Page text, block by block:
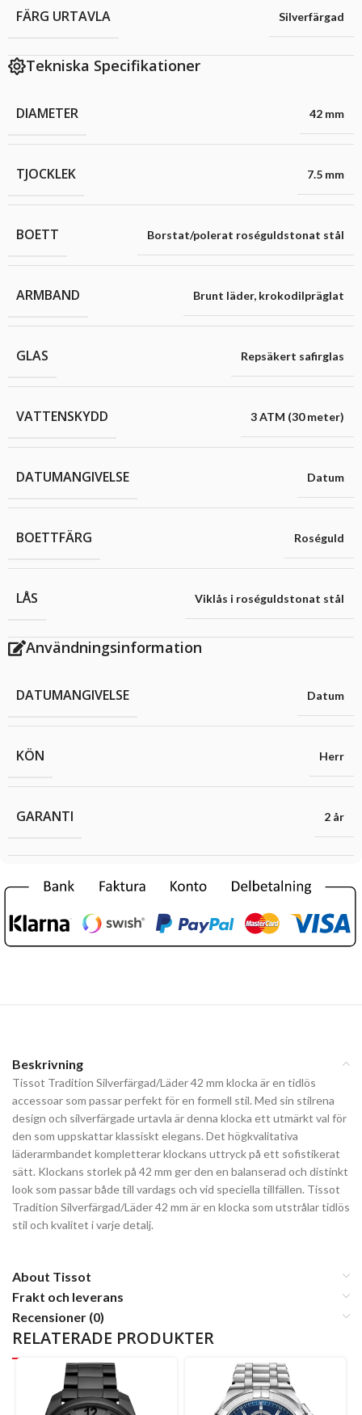
FÄRG URTAVLA Silverfärgad
Tekniska Specifikationer
DIAMETER 42 mm
TJOCKLEK 7.5 mm
BOETT Borstat/polerat roséguldstonat stål
ARMBAND Brunt läder, krokodilpräglat
GLAS Repsäkert safirglas
VATTENSKYDD 3 ATM (30 meter)
DATUMANGIVELSE Datum
BOETTFÄRG Roséguld
LÅS Viklås i roséguldstonat stål
Användningsinformation
DATUMANGIVELSE Datum
KÖN Herr
GARANTI 2 år
Beskrivning
Tissot Tradition Silverfärgad/Läder 42 mm klocka är en tidlös
accessoar som passar perfekt för en formell stil. Med sin stilrena
design och silverfärgade urtavla är denna klocka ett utmärkt val för
den som uppskattar klassiskt elegans. Det högkvalitativa
läderarmbandet kompletterar klockans uttryck på ett sofistikerat
sätt. Klockans storlek på 42 mm ger den en balanserad och distinkt
look som passar både till vardags och vid speciella tillfällen. Tissot
Tradition Silverfärgad/Läder 42 mm är en klocka som utstrålar tidlös
stil och kvalitet i varje detalj.
About Tissot
Frakt och leverans
Recensioner (0)
RELATERADE PRODUKTER